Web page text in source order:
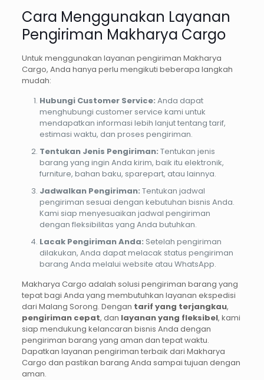
Cara Menggunakan Layanan
Pengiriman Makharya Cargo
Untuk menggunakan layanan pengiriman Makharya
Cargo, Anda hanya perlu mengikuti beberapa langkah
mudah:
Hubungi Customer Service: Anda dapat
menghubungi customer service kami untuk
mendapatkan informasi lebih lanjut tentang tarif,
estimasi waktu, dan proses pengiriman.
Tentukan Jenis Pengiriman: Tentukan jenis
barang yang ingin Anda kirim, baik itu elektronik,
furniture, bahan baku, sparepart, atau lainnya.
Jadwalkan Pengiriman: Tentukan jadwal
pengiriman sesuai dengan kebutuhan bisnis Anda.
Kami siap menyesuaikan jadwal pengiriman
dengan fleksibilitas yang Anda butuhkan.
Lacak Pengiriman Anda: Setelah pengiriman
dilakukan, Anda dapat melacak status pengiriman
barang Anda melalui website atau WhatsApp.
Makharya Cargo adalah solusi pengiriman barang yang
tepat bagi Anda yang membutuhkan layanan ekspedisi
dari Malang Sorong. Dengan tarif yang terjangkau,
pengiriman cepat, dan layanan yang fleksibel, kami
siap mendukung kelancaran bisnis Anda dengan
pengiriman barang yang aman dan tepat waktu.
Dapatkan layanan pengiriman terbaik dari Makharya
Cargo dan pastikan barang Anda sampai tujuan dengan
aman.